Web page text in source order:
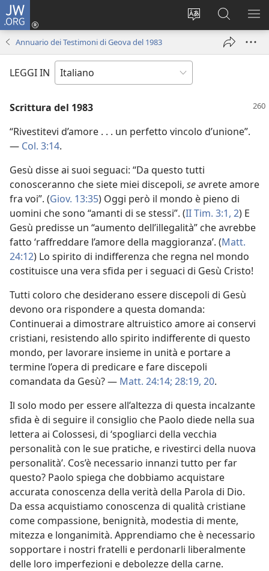
JW.ORG
Modificare
Accedi
(apre
finestra)
Cerca
in
JW.ORG
Annuario dei Testimoni di Geova del 1983
LEGGI IN
Scrittura del 1983
“Rivestitevi d’amore . . . un perfetto vincolo d’unione”.
— Col. 3:14.
Gesù disse ai suoi seguaci: “Da questo tutti
conosceranno che siete miei discepoli, seavrete amore
fra voi”. (Giov. 13:35) Oggi però il mondo è pieno di
uomini che sono “amanti di se stessi”. (II Tim. 3:1, 2) E
Gesù predisse un “aumento dell’illegalità” che avrebbe
fatto ‘raffreddare l’amore della maggioranza’. (Matt.
24:12) Lo spirito di indifferenza che regna nel mondo
costituisce una vera sfida per i seguaci di Gesù Cristo!
Tutti coloro che desiderano essere discepoli di Gesù
devono ora rispondere a questa domanda:
Continuerai a dimostrare altruistico amore ai conservi
cristiani, resistendo allo spirito indifferente di questo
mondo, per lavorare insieme in unità e portare a
termine l’opera di predicare e fare discepoli
comandata da Gesù? — Matt. 24:14; 28:19, 20.
Il solo modo per essere all’altezza di questa incalzante
sfida è di seguire il consiglio che Paolo diede nella sua
lettera ai Colossesi, di ‘spogliarci della vecchia
personalità con le sue pratiche, e rivestirci della nuova
personalità’. Cos’è necessario innanzi tutto per far
questo? Paolo spiega che dobbiamo acquistare
accurata conoscenza della verità della Parola di Dio.
Da essa acquistiamo conoscenza di qualità cristiane
come compassione, benignità, modestia di mente,
mitezza e longanimità. Apprendiamo che è necessario
sopportare i nostri fratelli e perdonarli liberalmente
delle loro imperfezioni e debolezze della carne.